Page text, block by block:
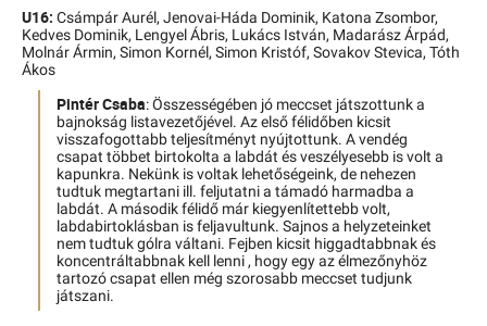
U16: Csámpár Aurél, Jenovai-Háda Dominik, Katona Zsombor,
Kedves Dominik, Lengyel Ábris, Lukács István, Madarász Árpád,
Molnár Ármin, Simon Kornél, Simon Kristóf, Sovakov Stevica, Tóth
Ákos
Pintér Csaba: Összességében jó meccset játszottunk a
bajnokság listavezetőjével. Az első félidőben kicsit
visszafogottabb teljesítményt nyújtottunk. A vendég
csapat többet birtokolta a labdát és veszélyesebb is volt a
kapunkra. Nekünk is voltak lehetőségeink, de nehezen
tudtuk megtartani ill. feljutatni a támadó harmadba a
labdát. A második félidő már kiegyenlítettebb volt,
labdabirtoklásban is feljavultunk. Sajnos a helyzeteinket
nem tudtuk gólra váltani. Fejben kicsit higgadtabbnak és
koncentráltabbnak kell lenni , hogy egy az élmezőnyhöz
tartozó csapat ellen még szorosabb meccset tudjunk
játszani.